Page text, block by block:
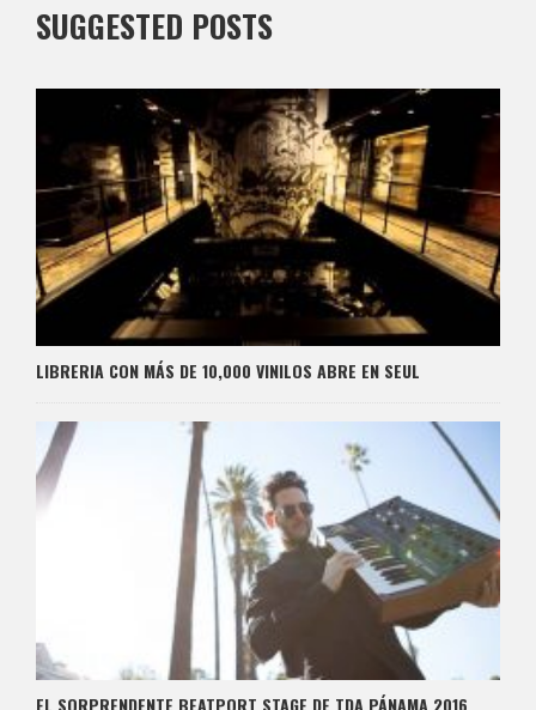
SUGGESTED POSTS
LIBRERIA CON MÁS DE 10,000 VINILOS ABRE EN SEUL
EL SORPRENDENTE BEATPORT STAGE DE TDA PÁNAMA 2016